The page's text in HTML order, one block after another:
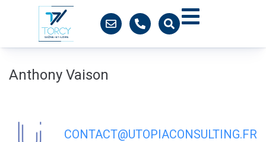
Anthony Vaison
CONTACT@UTOPIACONSULTING.FR